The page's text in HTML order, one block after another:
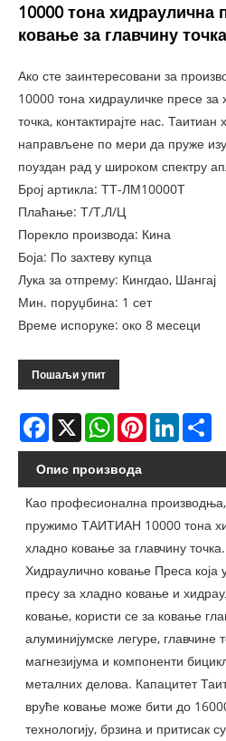
10000 тона хидраулична
ковање за главчину точка
Ако сте заинтересовани за
10000 тона хидрауличке пресе за
точка, контактирајте нас.
направљене по мери да пруже
поуздан рад у широком спектру
Број артикла: ТТ-ЛМ10000Т
Плаћање: Т/Т,Л/Ц
Порекло производа: Кина
Боја: По захтеву купца
Лука за отпрему: Кингдао, Шангај
Мин. поруџбина: 1 сет
Време испоруке: око 8 месеци
Пошаљи упит
Facebook
X WhatsAppPinterestLinkedIn
Опис производа
Као професионална
пружимо ТАИТИАН 10000 тона
хладно ковање за главчину
Хидраулично ковање Преса која
пресу за хладно ковање и
ковање, користи се за ковање
алуминијумске легуре, главчине
магнезијума и компоненти
металних делова. Капацитет
вруће ковање може бити до 16000
технологију, брзина и притисак